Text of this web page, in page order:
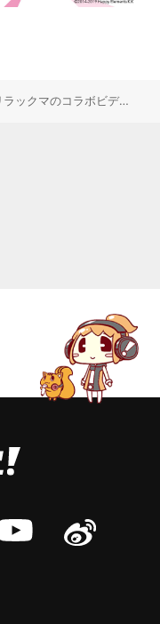
スピラ・スピカ、リラックマのコラボビデオが公開！春のワンマンライブツアーも決定！